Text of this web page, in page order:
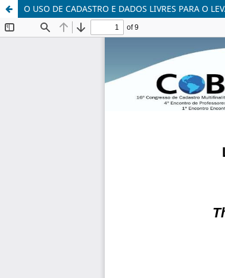
O USO DE CADASTRO E DADOS LIVRES PARA O